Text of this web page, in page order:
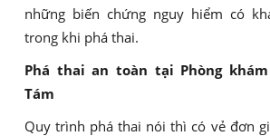
những biến chứng nguy hiểm có
trong khi phá thai.
Phá thai an toàn tại Phòng
Tám
Quy trình phá thai nói thì có vẻ đơn